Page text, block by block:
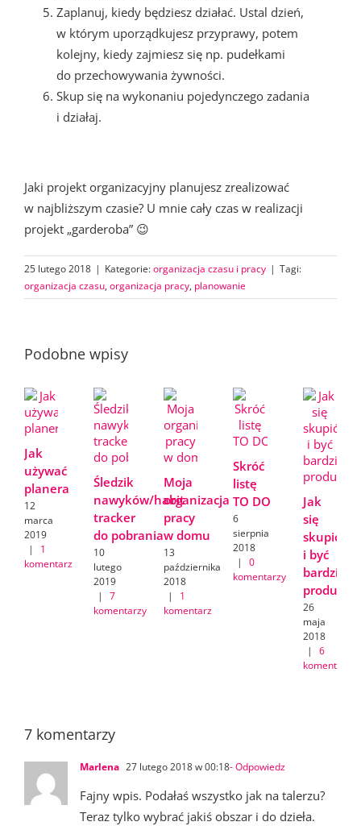
Zaplanuj, kiedy będziesz działać. Ustal dzień,
w którym uporządkujesz przyprawy, potem
kolejny, kiedy zajmiesz się np. pudełkami
do przechowywania żywności.
Skup się na wykonaniu pojedynczego zadania
i działaj.
Jaki projekt organizacyjny planujesz zrealizować
w najbliższym czasie? U mnie cały czas w realizacji
projekt „garderoba” 😉
25 lutego 2018 | Kategorie:organizacja czasu i pracy | Tagi:
organizacja czasu, organizacja pracy, planowanie
Podobne wpisy
Jak
używać
planera
12
marca
2019
|
1
komentarz
Śledzik
nawyków/habit
tracker
do pobrania
10
lutego
2019
|
7
komentarzy
Moja
organizacja
pracy
w domu
13
października
2018
|
1
komentarz
Skróć
listę
TO DO
6
sierpnia
2018
|
0
komentarzy
Jak
się
skupić
i być
bardziej
26
maja
2018
|
6
komentarzy
7 komentarzy
Marlena 27 lutego 2018 w 00:18- Odpowiedz
Fajny wpis. Podałaś wszystko jak na talerzu?
Teraz tylko wybrać jakiś obszar i do dzieła.